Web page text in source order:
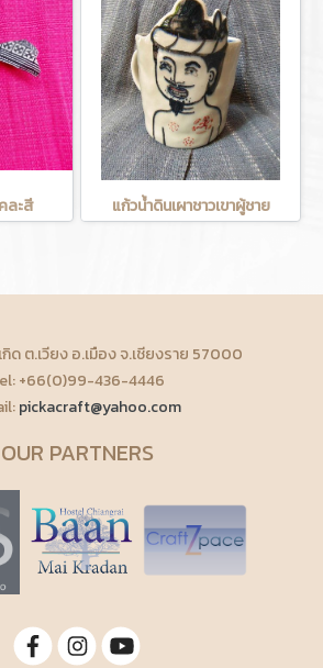
ละสี แก้วน้ำดินเผาชาวเขาผู้ชาย
ด ต.เวียง อ.เมือง จ.เชียงราย 57000
+66(0)99-436-4446
pickacraft@yahoo.com
OUR PARTNERS